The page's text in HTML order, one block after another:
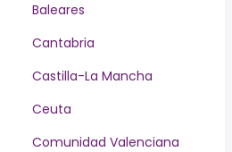
Baleares
Cantabria
Castilla-La Mancha
Ceuta
Comunidad Valenciana